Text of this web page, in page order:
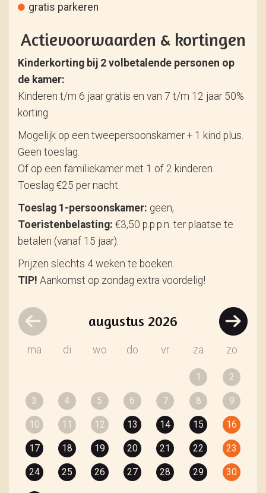
gratis parkeren
Actievoorwaarden & kortingen
Kinderkorting bij 2 volbetalende personen op
de kamer:
Kinderen t/m 6 jaar gratis en van 7 t/m 12 jaar 50%
korting.
Mogelijk op een tweepersoonskamer + 1 kind plus.
Geen toeslag.
Of op een familiekamer met 1 of 2 kinderen.
Toeslag €25 per nacht.
Toeslag 1-persoonskamer: geen,
Toeristenbelasting: €3,50 p.p.p.n. ter plaatse te
betalen (vanaf 15 jaar).
Prijzen slechts 4 weken te boeken.
TIP! Aankomst op zondag extra voordelig!
augustus 2026
ma di wo do vr za zo
1 2
3 4 5 6 7 8 9
10 11 12 13 14 15 16
17 18 19 20 21 22 23
24 25 26 27 28 29 30